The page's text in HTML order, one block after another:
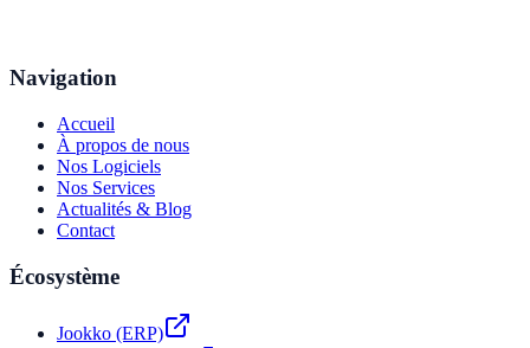
Navigation
Accueil
À propos de nous
Nos Logiciels
Nos Services
Actualités & Blog
Contact
Écosystème
Jookko (ERP)